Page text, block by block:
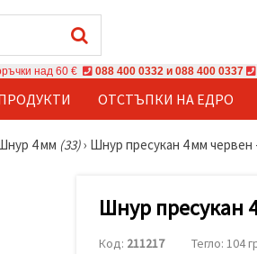
над 60 € 088 400 0332 и 088 400 0337
ОТСТЪПКИ НА ЕДРО
4 мм (33)› Шнур пресукан 4 мм червен
Шнур пресукан
Код: 211217 Тегло: 104